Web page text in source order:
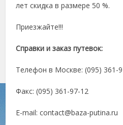
лет скидка в размере 50 %.
Приезжайте!!!
Справки и заказ путевок:
Телефон в Москве: (095) 361-
Факс: (095) 361-97-12
E-mail:contact@baza-putina.ru